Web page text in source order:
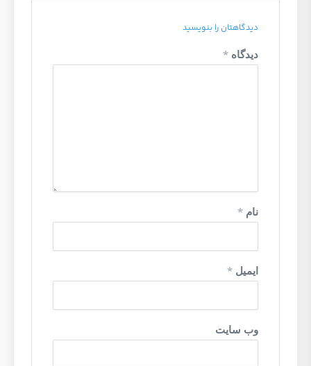
دیدگاهتان را بنویسید
دیدگاه *
نام *
ایمیل *
وب‌ سایت